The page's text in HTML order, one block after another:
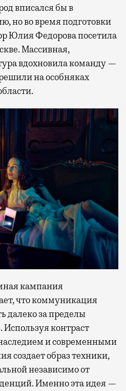
вписался бы в
но во время подготовки
Юлия Федорова посетила
Массивная,
вдохновила команду —
на особняках
кампания
что коммуникация
далеко за пределы
Используя контраст
и современными
создает образ техники,
независимо от
Именно эта идея —